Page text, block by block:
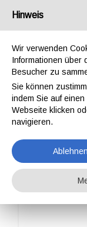
RFA
Hinweis
Wir verwenden
Informationen über
Besucher zu
Sie können
indem Sie auf
Webseite klicken
navigieren.
Ablehnen